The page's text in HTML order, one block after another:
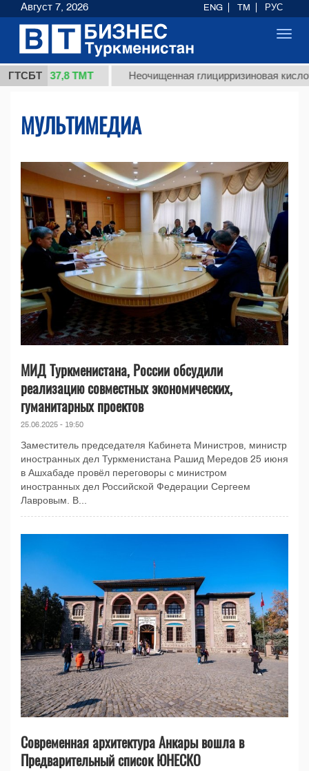
ГТСБТ
37,8 ТМТ Неочищенная глицирризиновая кислота
МУЛЬТИМЕДИА
МИД Туркменистана, России обсудили
реализацию совместных экономических,
гуманитарных проектов
25.06.2025 - 19:50
Заместитель председателя Кабинета Министров, министр
иностранных дел Туркменистана Рашид Мередов 25 июня
в Ашхабаде провёл переговоры с министром
иностранных дел Российской Федерации Сергеем
Лавровым. В...
Современная архитектура Анкары вошла в
Предварительный список ЮНЕСКО
Август 7, 2026 ENG TM РУС